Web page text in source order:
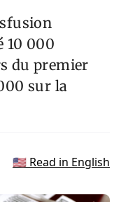
10 000
du premier
sur la
🇺🇸 Read in English